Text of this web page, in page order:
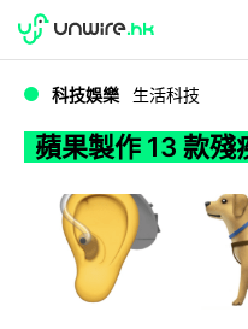
蘋果製作 13
WWDC 2026
科技娛樂 生活科技
蘋果製作 13 款